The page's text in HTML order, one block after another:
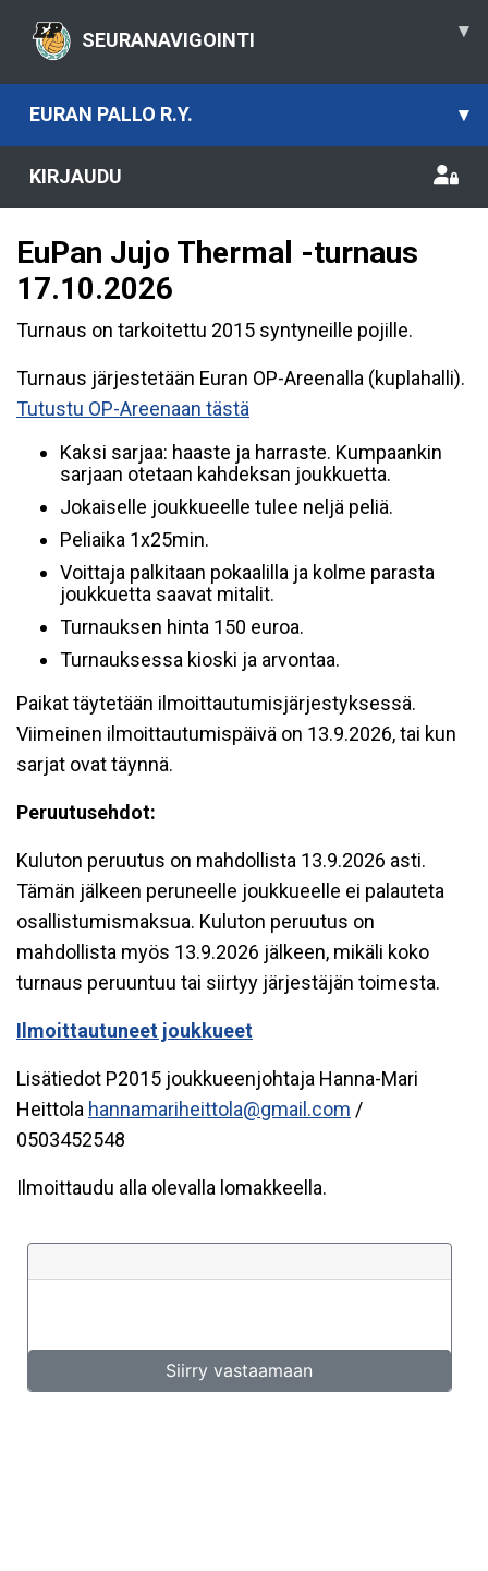
SEURANAVIGOINTI ▾
EURAN PALLO R.Y. ▾
KIRJAUDU
EuPan Jujo Thermal -turnaus
17.10.2026
Turnaus on tarkoitettu 2015 syntyneille pojille.
Turnaus järjestetään Euran OP-Areenalla (kuplahalli).
Tutustu OP-Areenaan tästä
Kaksi sarjaa: haaste ja harraste. Kumpaankin
sarjaan otetaan kahdeksan joukkuetta.
Jokaiselle joukkueelle tulee neljä peliä.
Peliaika 1x25min.
Voittaja palkitaan pokaalilla ja kolme parasta
joukkuetta saavat mitalit.
Turnauksen hinta 150 euroa.
Turnauksessa kioski ja arvontaa.
Paikat täytetään ilmoittautumisjärjestyksessä.
Viimeinen ilmoittautumispäivä on 13.9.2026, tai kun
sarjat ovat täynnä.
Peruutusehdot:
Kuluton peruutus on mahdollista 13.9.2026 asti.
Tämän jälkeen peruneelle joukkueelle ei palauteta
osallistumismaksua. Kuluton peruutus on
mahdollista myös 13.9.2026 jälkeen, mikäli koko
turnaus peruuntuu tai siirtyy järjestäjän toimesta.
Ilmoittautuneet joukkueet
Lisätiedot P2015 joukkueenjohtaja Hanna-Mari
Heittola hannamariheittola@gmail.com /
0503452548
Ilmoittaudu alla olevalla lomakkeella.